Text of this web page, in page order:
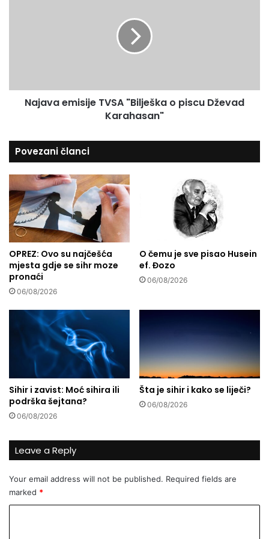
p
a
o
s
l
a
n
i
u
,
a
.
i
e
V
S
A
"
B
i
l
j
e
š
k
u
D
ž
e
a
a
r
a
Najava emisije TVSA "Bilješka o piscu Dževad
Karahasan"
Povezani članci
OPREZ: Ovo su najčešća
mjesta gdje se sihr moze
pronaći
06/08/2026
O čemu je sve pisao Husein
ef. Đozo
06/08/2026
Sihir i zavist: Moć sihira ili
podrška šejtana?
06/08/2026
Šta je sihir i kako se liječi?
06/08/2026
Leave a Reply
Your email address will not be published. Required fields are
marked *